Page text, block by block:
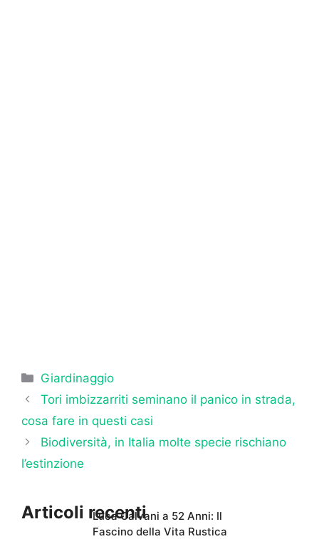
Categorie
Giardinaggio
Tori imbizzarriti seminano il panico in strada,
cosa fare in questi casi
Biodiversità, in Italia molte specie rischiano
l’estinzione
Articoli recentiLuca Calvani a 52 Anni: Il
Fascino della Vita Rustica